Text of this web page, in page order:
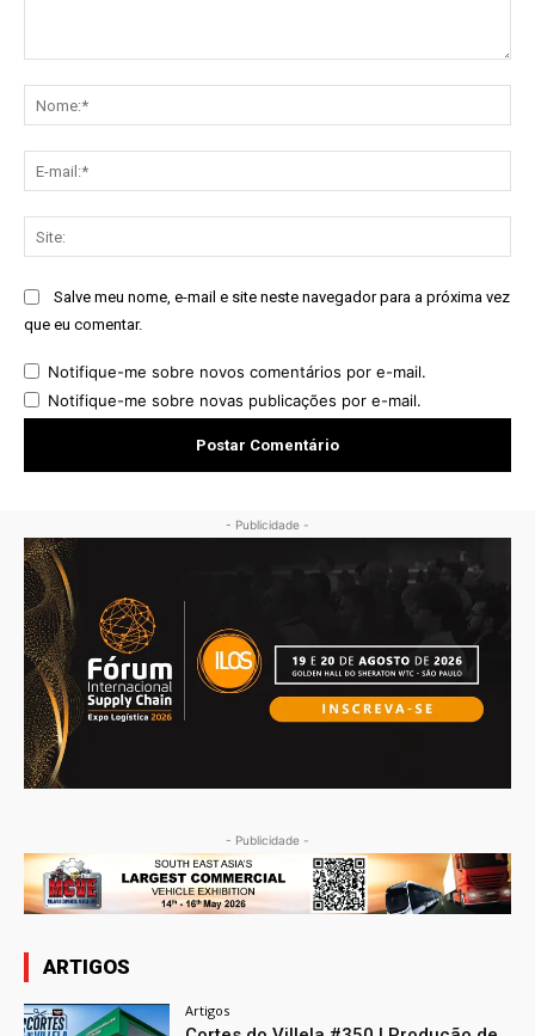
Salve meu nome, e-mail e site neste navegador para a próxima vez
que eu comentar.
Notifique-me sobre novos comentários por e-mail.
Notifique-me sobre novas publicações por e-mail.
- Publicidade -
- Publicidade -
ARTIGOS
Artigos